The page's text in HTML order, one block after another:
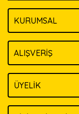
KURUMSAL
ALIŞVERİŞ
ÜYELİK